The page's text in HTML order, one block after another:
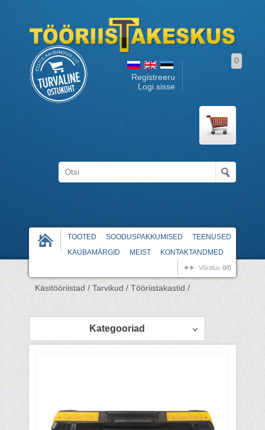
Registreeru
Logi sisse
0
TOOTED SOODUSPAKKUMISED
TEENUSED
KAUBAMÄRGID
MEIST KONTAKTANDMED
Võrdlus 0/0
Käsitööriistad / Tarvikud / Tööriistakastid /
Kategooriad